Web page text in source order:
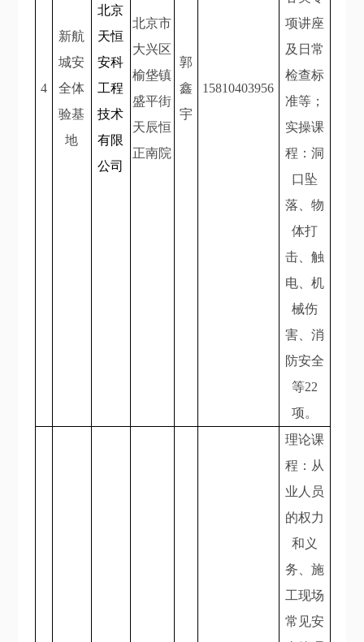
4
新航
城安
全体
验基
地
北京
天恒
安科
工程
技术
有限
公司
北京市
大兴区
榆垡镇
盛平街
天辰恒
正南院
郭
鑫
宇
15810403956
项讲座
及日常
检查标
准等；
实操课
程：洞
口坠
落、物
体打
击、触
电、机
械伤
害、消
防安全
等22
项。
理论课
程：从
业人员
的权力
和义
务、施
工现场
常见安